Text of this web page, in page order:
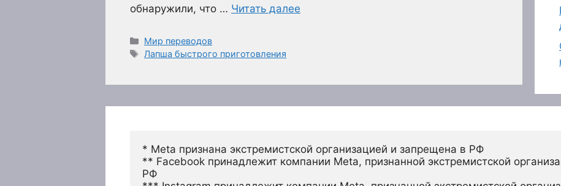
обнаружили, что … Читать далее
Рубрики
Мир переводов
Метки
Лапша быстрого приготовления
* Meta признана экстремистской организацией и запрещена в РФ
** Facebook принадлежит компании Meta, признанной экстремистской
РФ